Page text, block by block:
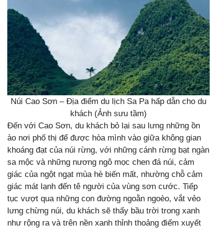
Núi Cao Sơn – Địa điểm du lịch Sa Pa hấp dẫn cho du
khách (Ảnh sưu tầm)
Đến với Cao Sơn, du khách bỏ lại sau lưng những ồn
ào nơi phố thị để được hòa mình vào giữa không gian
khoáng đạt của núi rừng, với những cánh rừng bạt ngàn
sa mộc và những nương ngô mọc chen đá núi, cảm
giác của ngột ngạt mùa hè biến mất, nhường chỗ cảm
giác mát lạnh đến tê người của vùng sơn cước. Tiếp
tục vượt qua những con đường ngoằn ngoèo, vắt vẻo
lưng chừng núi, du khách sẽ thấy bầu trời trong xanh
như rộng ra và trên nền xanh thỉnh thoảng điểm xuyết